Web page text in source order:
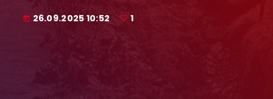
today 26.09.2025 10:52 1